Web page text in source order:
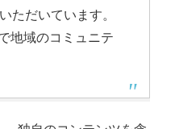
ただいています。
地域のコミュニテ